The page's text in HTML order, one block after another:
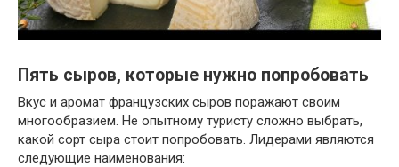
Пять сыров, которые нужно попробовать
Вкус и аромат французских сыров поражают своим
многообразием. Не опытному туристу сложно выбрать,
какой сорт сыра стоит попробовать. Лидерами являются
следующие наименования: